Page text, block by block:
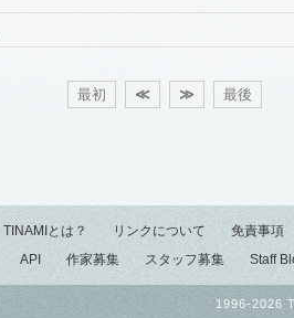
最初 ≪ ≫ 最後
TINAMIとは？ リンクについて
免責事項
API
作家募集 スタッフ募集 Staff
1996-2026